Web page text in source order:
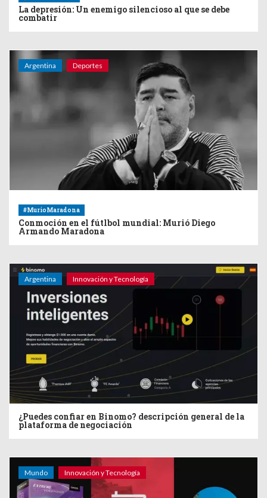
La depresión: Un enemigo silencioso al que se debe
combatir
Argentina Deportes
#MurioMaradona
Conmoción en el fútlbol mundial: Murió Diego
Armando Maradona
Argentina Innovación y Tecnología
¿Puedes confiar en Binomo? descripción general de la
plataforma de negociación
Mundo Innovación y Tecnología